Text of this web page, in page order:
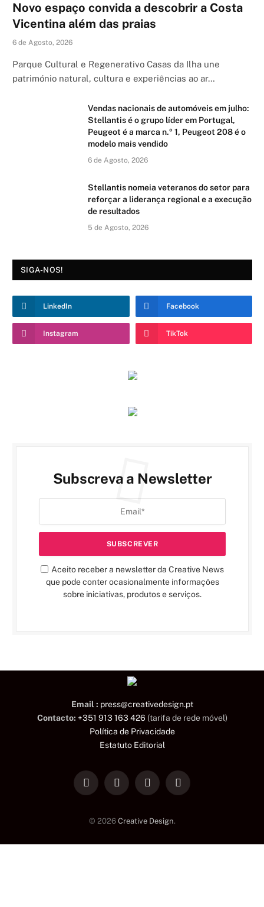
Novo espaço convida a descobrir a Costa
Vicentina além das praias
6 de Agosto, 2026
Parque Cultural e Regenerativo Casas da Ilha une
património natural, cultura e experiências ao ar…
Vendas nacionais de automóveis em julho:
Stellantis é o grupo líder em Portugal,
Peugeot é a marca n.º 1, Peugeot 208 é o
modelo mais vendido
6 de Agosto, 2026
Stellantis nomeia veteranos do setor para
reforçar a liderança regional e a execução
de resultados
5 de Agosto, 2026
SIGA-NOS!
LinkedIn Facebook
Instagram TikTok
Subscreva a Newsletter
Aceito receber a newsletter da Creative News
que pode conter ocasionalmente informações
sobre iniciativas, produtos e serviços.
Email : press@creativedesign.pt
Contacto: +351 913 163 426 (tarifa de rede móvel)
Política de Privacidade
Estatuto Editorial
LinkedInFacebookInstagramTikTok
© 2026 Creative Design.